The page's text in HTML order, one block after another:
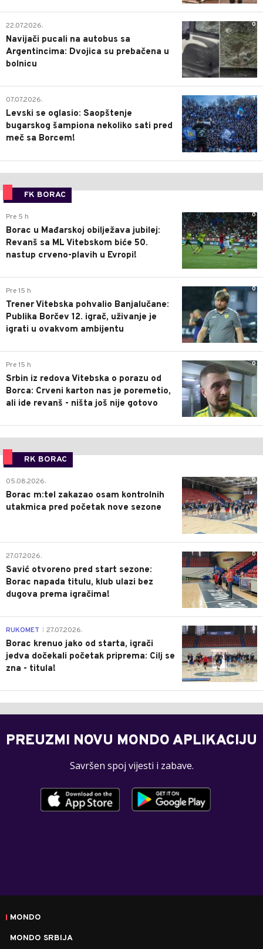
0
22.07.2026.
Navijači pucali na autobus sa
Argentincima: Dvojica su prebačena u
bolnicu
1
07.07.2026.
Levski se oglasio: Saopštenje
bugarskog šampiona nekoliko sati pred
meč sa Borcem!
FK BORAC
0
Pre 5 h
Borac u Mađarskoj obilježava jubilej:
Revanš sa ML Vitebskom biće 50.
nastup crveno-plavih u Evropi!
0
Pre 15 h
Trener Vitebska pohvalio Banjalučane:
Publika Borčev 12. igrač, uživanje je
igrati u ovakvom ambijentu
0
Pre 15 h
Srbin iz redova Vitebska o porazu od
Borca: Crveni karton nas je poremetio,
ali ide revanš - ništa još nije gotovo
RK BORAC
0
05.08.2026.
Borac m:tel zakazao osam kontrolnih
utakmica pred početak nove sezone
0
27.07.2026.
Savić otvoreno pred start sezone:
Borac napada titulu, klub ulazi bez
dugova prema igračima!
0
RUKOMET 27.07.2026.
Borac krenuo jako od starta, igrači
jedva dočekali početak priprema: Cilj se
zna - titula!
PREUZMI NOVU MONDO APLIKACIJU
Savršen spoj vijesti i zabave.
MONDO
MONDO SRBIJA